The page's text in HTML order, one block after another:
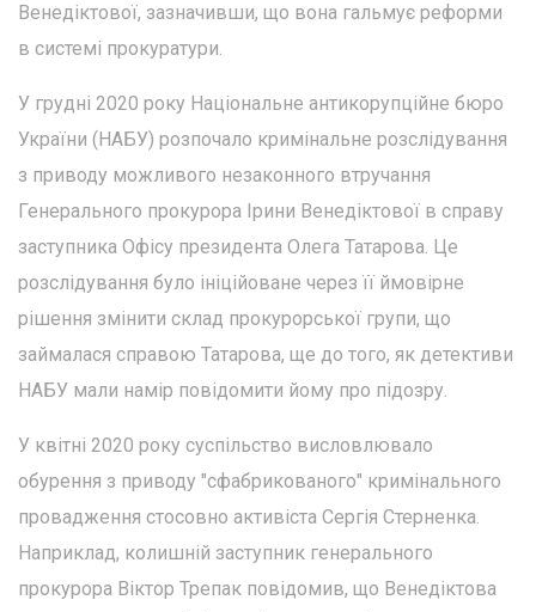
Венедіктової, зазначивши, що вона гальмує реформи
в системі прокуратури.
У грудні 2020 року Національне антикорупційне бюро
України (НАБУ) розпочало кримінальне розслідування
з приводу можливого незаконного втручання
Генерального прокурора Ірини Венедіктової в справу
заступника Офісу президента Олега Татарова. Це
розслідування було ініційоване через її ймовірне
рішення змінити склад прокурорської групи, що
займалася справою Татарова, ще до того, як детективи
НАБУ мали намір повідомити йому про підозру.
У квітні 2020 року суспільство висловлювало
обурення з приводу "сфабрикованого" кримінального
провадження стосовно активіста Сергія Стерненка.
Наприклад, колишній заступник генерального
прокурора Віктор Трепак повідомив, що Венедіктова